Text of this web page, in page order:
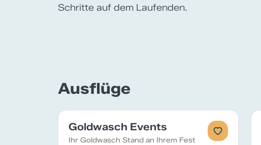
Schritte auf dem Laufenden.
Ausflüge
Goldwasch Events
Ihr Goldwasch Stand an Ihrem Fest